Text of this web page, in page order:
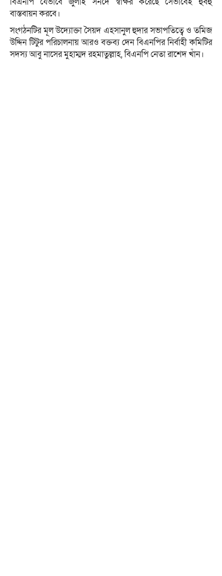
বাস্তবায়ন করবে।
সংগঠনটির মূল উদ্যোক্তা সৈয়দ এহসানুল হুদার সভাপতিত্বে ও তমিজ
উদ্দিন টিটুর পরিচালনায় আরও বক্তব্য দেন বিএনপির নির্বাহী কমিটির
সদস্য আবু নাসের মুহাম্মদ রহমাতুল্লাহ, বিএনপি নেতা রাশেদ খাঁন।